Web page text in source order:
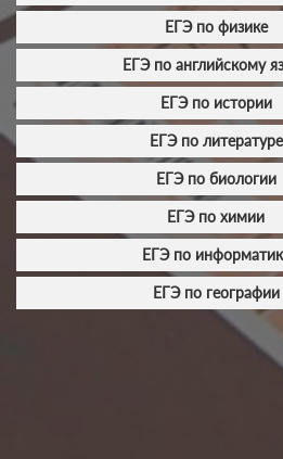
ЕГЭ по физике
ЕГЭ по английскому
ЕГЭ по истории
ЕГЭ по литературе
ЕГЭ по биологии
ЕГЭ по химии
ЕГЭ по
ЕГЭ по географии